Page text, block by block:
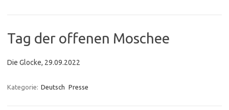
Tag der offenen Moschee
Die Glocke, 29.09.2022
Kategorie: Deutsch Presse